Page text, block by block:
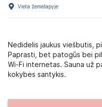
Vieta žemėlapyje
Nedidelis jaukus viešbutis,
Paprasti, bet patogūs bei
Wi-Fi internetas. Sauna už
kokybės santykis.